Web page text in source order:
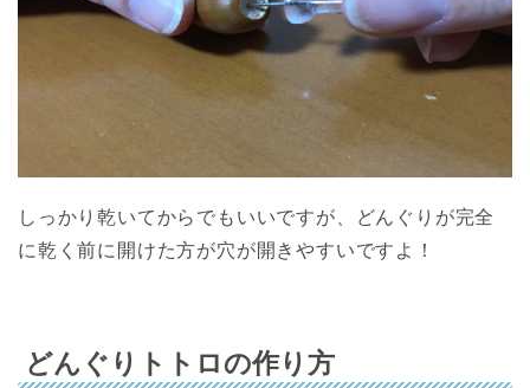
しっかり乾いてからでもいいですが、どんぐりが完全
に乾く前に開けた方が穴が開きやすいですよ！
どんぐりトトロの作り方